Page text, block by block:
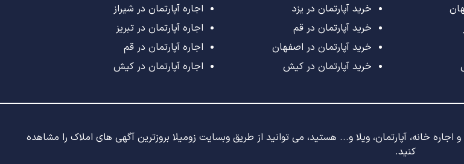
خرید آپارتمان در یزد
خرید آپارتمان در قم
خرید آپارتمان در اصفهان
خرید آپارتمان در کیش
اجاره آپارتمان در شیراز
اجاره آپارتمان در تبریز
اجاره آپارتمان در قم
اجاره آپارتمان در کیش
خانه، آپارتمان، ویلا و... هستید، می توانید از طریق وبسایت زومیلا بروزترین آگهی های املاک را مشاهده
کنید.